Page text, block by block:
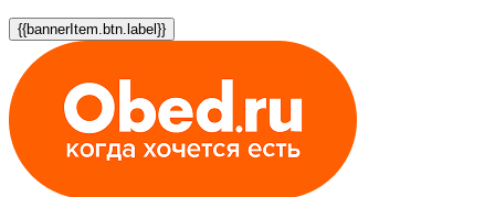
{{bannerItem.btn.label}}